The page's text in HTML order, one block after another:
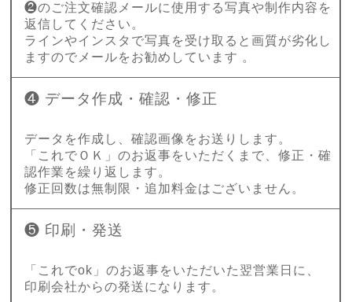
❷のご注文確認メールに使用する写真や制作内容を
返信してください。
ラインやインスタで写真を受け取ると画質が劣化し
ますのでメールをお勧めしています 。
❹ データ作成・確認・修正
データを作成し、確認画像をお送りします。
「これでＯＫ」のお返事をいただくまで、修正・確
認作業を繰り返します。
修正回数は無制限・追加料金はございません。
❺ 印刷・発送
「これでok」のお返事をいただいた翌営業日に、
印刷会社からの発送になります。